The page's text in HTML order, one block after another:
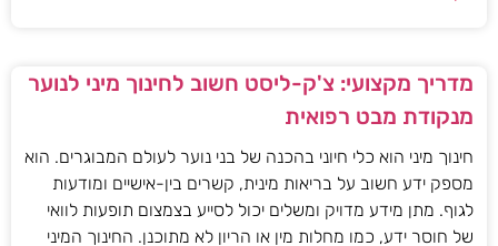
מדריך מקצועי: צ'ק-ליסט חשוב לחינוך מיני לנוער
מנקודת מבט רפואית
חינוך מיני הוא כלי חיוני בהכנה של בני נוער לעולם המבוגרים. הוא
מספק ידע חשוב על בריאות מינית, קשרים בין-אישיים ומודעות
לגוף. מתן מידע מדויק ומשלים יכול לסייע בצמצום תופעות לוואי
של חוסר ידע, כמו מחלות מין או הריון לא מתוכנן. החינוך המיני